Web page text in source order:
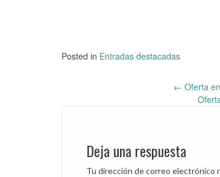
Posted in Entradas destacadas
Post
← Oferta
Deja una respuesta
Tu dirección de correo electrónico